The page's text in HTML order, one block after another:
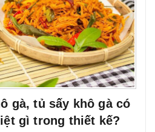
gà, tủ sấy khô gà có
gì trong thiết kế?